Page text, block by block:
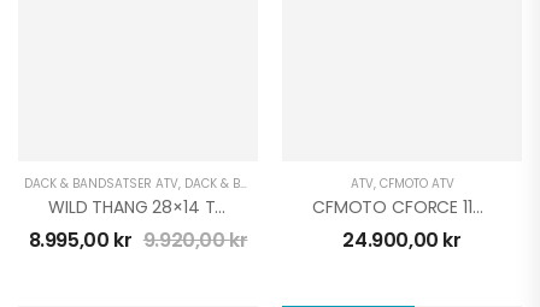
DÄCK & BANDSATSER ATV, DÄCK & BANDSATSER UTV KAMPANJER OCH DEALS
WILD THANG 28×14 TUMS DÄCKPAKET
8.995,00 kr 9.920,00kr
ATV, CFMOTO ATV
CFMOTO CFORCE 110 EFI BARN RÖD
24.900,00 kr